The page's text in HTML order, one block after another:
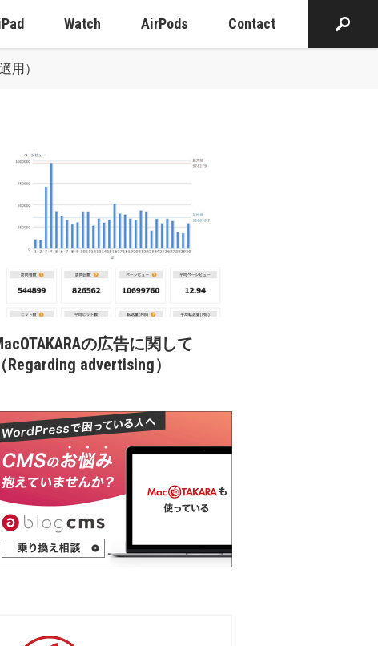
Watch AirPods Contact
用）
の広告に関して
（Regarding advertising）